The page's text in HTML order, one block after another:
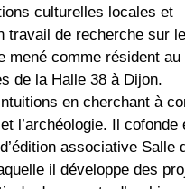
culturelles locales et
travail de recherche sur le
mené comme résident au
de la Halle 38 à Dijon.
en cherchant à
l’archéologie. Il cofonde
associative Salle
il développe des